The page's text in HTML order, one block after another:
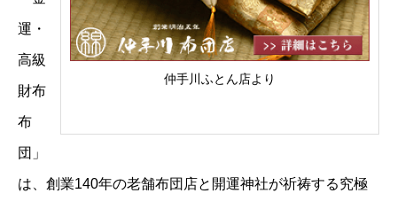
仲手川ふとん店より
運・
高級
財布
布
団」
は、創業140年の老舗布団店と開運神社が祈祷する究極